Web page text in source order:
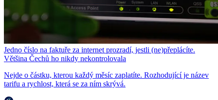
Jedno číslo na faktuře za internet prozradí, jestli (ne)přeplácíte.
Většina Čechů ho nikdy nekontrolovala
Nejde o částku, kterou každý měsíc zaplatíte. Rozhodující je název
tarifu a rychlost, která se za ním skrývá.